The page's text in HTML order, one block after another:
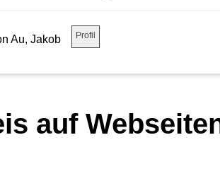
Au, Jakob Profil
auf